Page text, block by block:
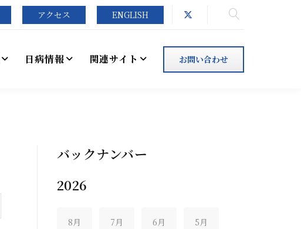
アクセス ENGLISH
お問い合わせ
日病情報 関連サイト
バックナンバー
2026
8月 7月 6月 5月